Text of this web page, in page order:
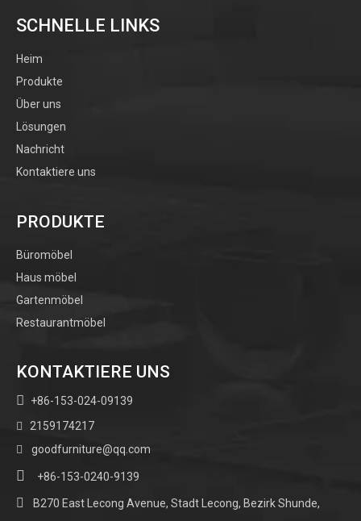
SCHNELLE LINKS
Heim
Produkte
Über uns
Lösungen
Nachricht
Kontaktiere uns
PRODUKTE
Büromöbel
Haus möbel
Gartenmöbel
Restaurantmöbel
KONTAKTIERE UNS
 +86-153-024-09139
 2159174217
 goodfurniture@qq.com
 +86-153-0240-9139

B270 East Lecong Avenue, Stadt Lecong, Bezirk Shunde,